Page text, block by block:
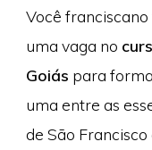
Você
uma vaga no
Goiás para
uma entre as
de São Francisco